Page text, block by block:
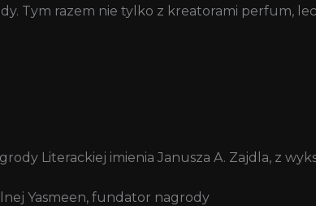
Tym razem nie tylko z kreatorami perfum,
Literackiej imienia Janusza A. Zajdla, z
Yasmeen, fundator nagrody